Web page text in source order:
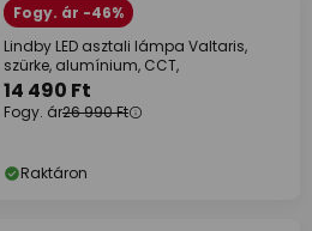
Fogy. ár -46%
Lindby LED asztali lámpa Valtaris,
szürke, alumínium, CCT,
14 490 Ft
Fogy. ár26 990 Ft
Raktáron